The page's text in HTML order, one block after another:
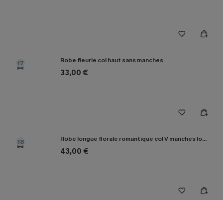
17 Robe fleurie col haut sans manches
33,00 €
18 Robe longue florale romantique col V manches longues
43,00 €